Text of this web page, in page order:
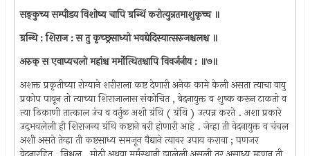
सङ्कुच्य सम्पीडय विशोष्य चापि ग्रन्थिं करोत्युन्नतमाशुकृच्च ॥
ग्रन्थि : शिराज : स तु कृच्छ्रसाध्यो भवद्येदिस्यात्सरुजश्चलश्च ॥
अरुक्‌ स एवाप्यचलो महांश्च मर्मोत्थितश्चापि विवर्जनीय : ॥७॥
अशक्त प्रकृतीच्या रोग्याने शरीराला कष्ट देणारी अनेक कामे केली असता त्याचा वायु
प्रकोप पावून तो त्याच्या शिराजालास संकोचित , बेदनायुक्त व शुष्क करून टाकतो व
त्या ठिकाणी तात्काल उंच व वर्तुळ अशी ग्रंथि ( ग्रंथि ) उत्पन्न करते . अशा प्रकारे
उद्‌भवलेली ही शिराजन्य ग्रंथि कष्टाने बरी होणारी आहे . जेव्हा ती वेदनायुक्त व चंचल
अशी असते तेव्हा ती कष्टसाध्य समजून वैद्याने त्यावर उपाय करावा ; पणजर